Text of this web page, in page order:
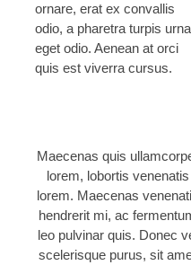
ornare, erat ex convallis
odio, a pharetra turpis urna
eget odio. Aenean at orci
quis est viverra cursus.
Maecenas quis
lorem, lobortis venenatis
lorem. Maecenas
hendrerit mi, ac
leo pulvinar quis. Donec
scelerisque purus, sit